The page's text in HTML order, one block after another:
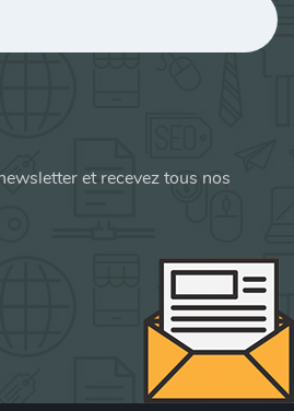
et recevez tous nos